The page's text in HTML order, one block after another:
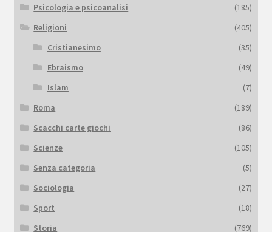
Psicologia e psicoanalisi
(185)
Religioni
(405)
Cristianesimo
(35)
Ebraismo
(49)
Islam
(7)
Roma
(189)
Scacchi carte giochi
(86)
Scienze
(105)
Senza categoria
(5)
Sociologia
(27)
Sport
(18)
Storia
(769)